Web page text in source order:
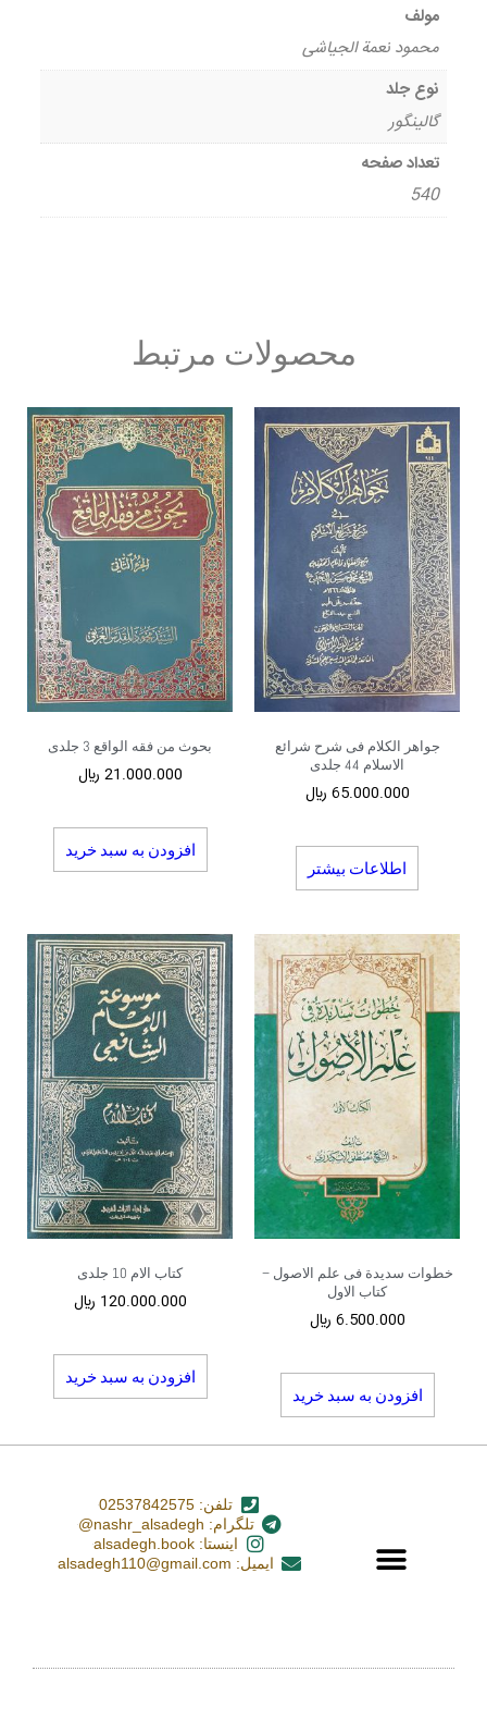
مولف
محمود نعمة الجیاشی
نوع جلد
گالینگور
تعداد صفحه
540
محصولات مرتبط
جواهر الکلام فی شرح شرائع
الاسلام 44 جلدی
65.000.000 ﷼
اطلاعات بیشتر
بحوث من فقه الواقع 3 جلدی
21.000.000 ﷼
افزودن به سبد خرید
خطوات سدیدة فی علم الاصول –
کتاب الاول
6.500.000 ﷼
افزودن به سبد خرید
کتاب الام 10 جلدی
120.000.000 ﷼
افزودن به سبد خرید
تلفن: 02537842575
تلگرام: nashr_alsadegh@
اینستا: alsadegh.book
ایمیل: alsadegh110@gmail.com